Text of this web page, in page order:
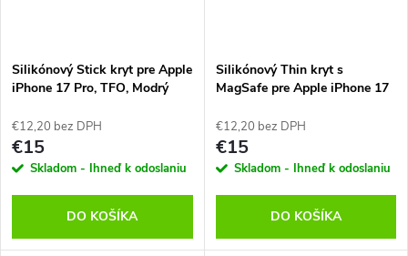
Silikónový Stick kryt pre Apple
iPhone 17 Pro, TFO, Modrý
€12,20 bez DPH
€15
Skladom - Ihneď k odoslaniu
DO KOŠÍKA
Silikónový Thin kryt s
MagSafe pre Apple iPhone 17
€12,20 bez DPH
€15
Skladom - Ihneď k odoslaniu
DO KOŠÍKA